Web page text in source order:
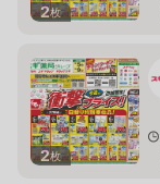
2枚
2枚